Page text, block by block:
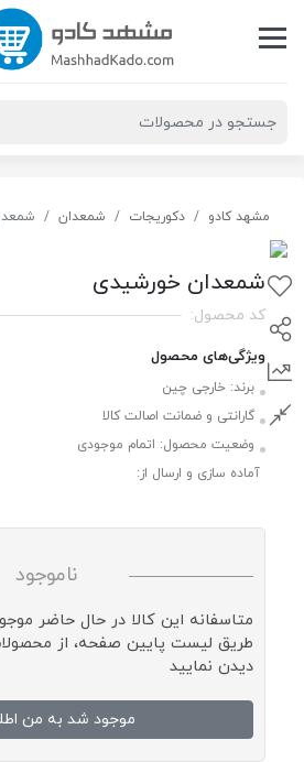
مشهد کادو دکوریجات شمعدان
شمعدان خورشیدی
کد محصول:
ویژگی‌های محصول
برند: خارجی چین
گارانتی و ضمانت اصالت کالا
وضعیت محصول: اتمام موجودی
آماده سازی و ارسال از:
ناموجود
متاسفانه این کالا در حال حاضر
طریق لیست پایین صفحه، از
دیدن نمایید
موجود شد به من اطلاع بده